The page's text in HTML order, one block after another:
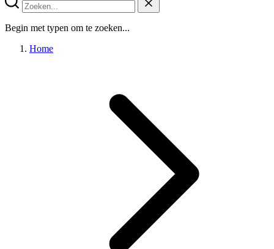
Begin met typen om te zoeken...
Home